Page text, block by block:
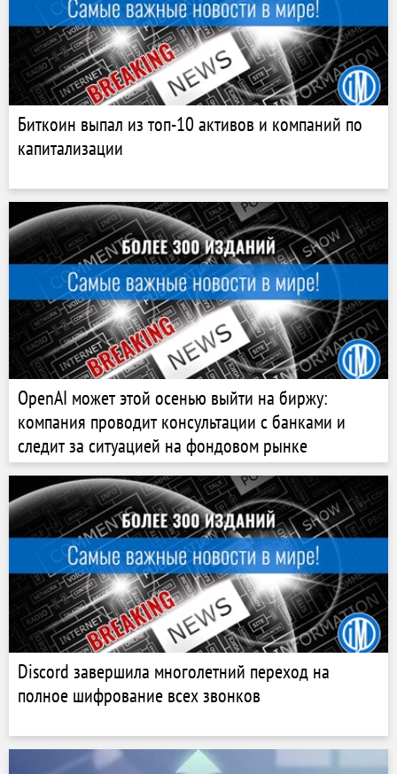
Биткоин выпал из топ-10 активов и компаний по
капитализации
OpenAI может этой осенью выйти на биржу:
компания проводит консультации с банками и
следит за ситуацией на фондовом рынке
Discord завершила многолетний переход на
полное шифрование всех звонков